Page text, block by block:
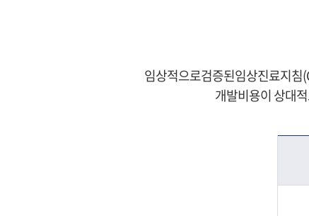
임상적으로검증된임상진료지
개발비용이 상대